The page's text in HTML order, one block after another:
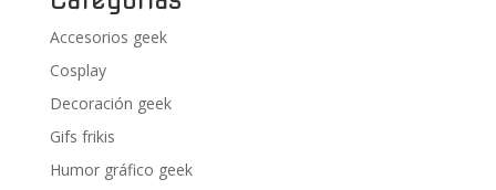
Accesorios geek
Cosplay
Decoración geek
Gifs frikis
Humor gráfico geek